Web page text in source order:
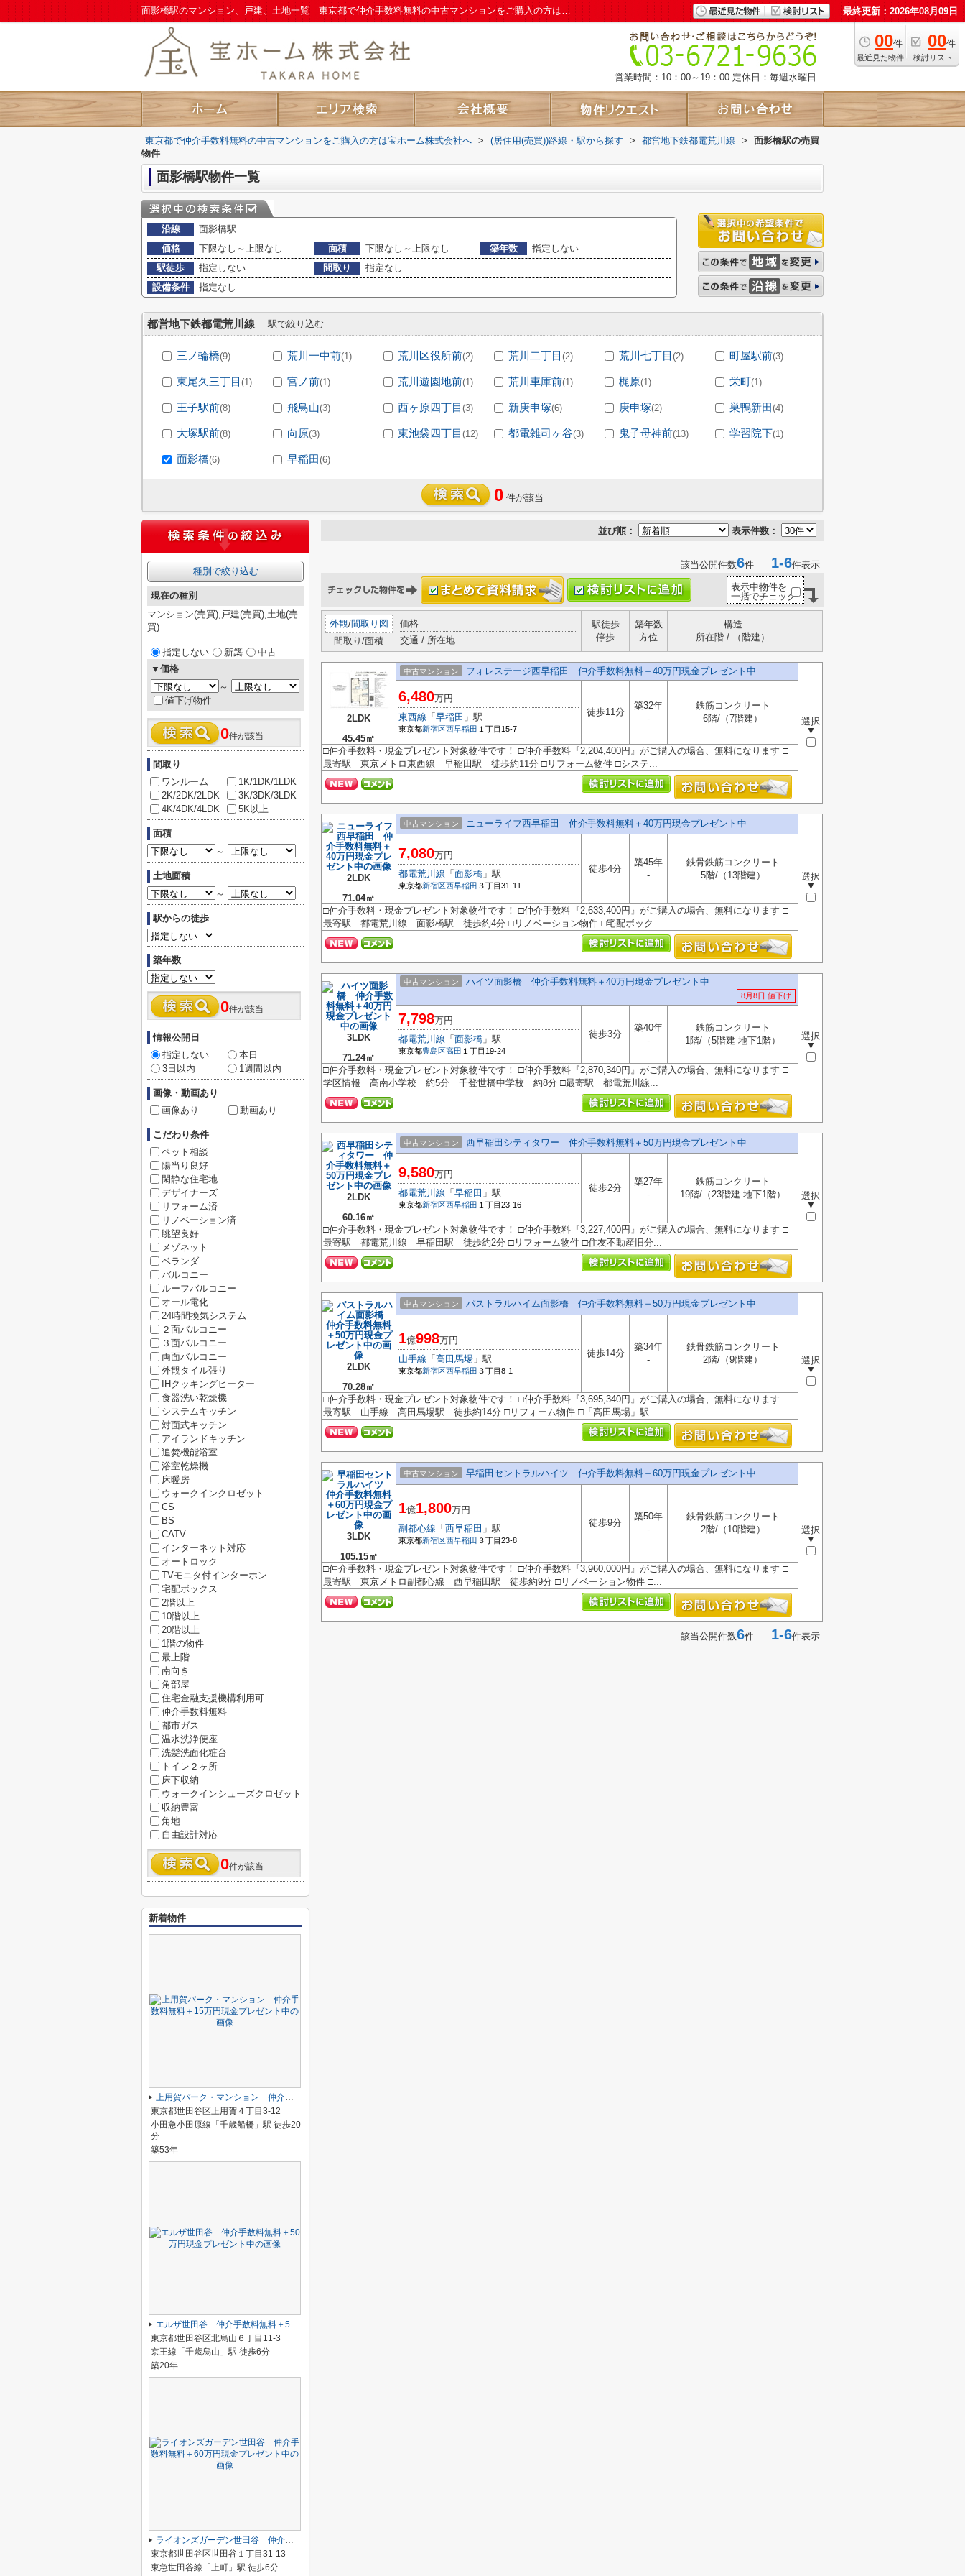
面影橋駅のマンション、戸建、土地一覧｜東京都で仲介手数料無料の中古マンションをご購入の方は宝ホーム株式会社へ 最終更新：2026年08月09日
00件
最近見た物件
00件
検討リスト
営業時間：10：00～19：00 定休日：毎週水曜日
東京都で仲介手数料無料の中古マンションをご購入の方は宝ホーム株式会社へ > (居住用(売買))路線・駅から探す > 都営地下鉄都電荒川線 >
面影橋駅の売買
物件
面影橋駅物件一覧
沿線
面影橋駅
価格
下限なし～上限なし 面積 下限なし～上限なし 築年数
指定しない
駅徒歩
指定しない 間取り
指定なし
設備条件
指定なし
都営地下鉄都電荒川線 駅で絞り込む
三ノ輪橋(9) 荒川一中前(1) 荒川区役所前(2) 荒川二丁目 (2) 荒川七丁目 (2) 町屋駅前(3)
東尾久三丁目 (1) 宮ノ前(1) 荒川遊園地前(1) 荒川車庫前(1) 梶原(1) 栄町(1)
王子駅前(8) 飛鳥山(3) 西ヶ原四丁目 (3) 新庚申塚(6) 庚申塚(2) 巣鴨新田(4)
大塚駅前(8) 向原(3) 東池袋四丁目 (12) 都電雑司ヶ谷(3) 鬼子母神前(13) 学習院下(1)
面影橋(6) 早稲田(6)
0 件が該当
並び順： 表示件数：
該当公開件数6件 1-6件表示
表示中物件を
一括でチェック
外観/間取り図
間取り/面積
価格
交通 / 所在地
駅徒歩
停歩
築年数
方位
構造
所在階 / （階建）
2LDK
45.45㎡
中古マンション フォレステージ西早稲田 仲介手数料無料＋40万円現金プレゼント中
選択
▼
6,480万円
東西線 「 早稲田 」駅
東京都新宿区西早稲田 １丁目15-7
徒歩11分
築32年
-
鉄筋コンクリート
6階/（7階建）
□仲介手数料・現金プレゼント対象物件です！ □仲介手数料『2,204,400円』がご購入の場合、無料になります □
最寄駅 東京メトロ東西線 早稲田駅 徒歩約11分 □リフォーム物件 □システ...
2LDK
71.04㎡
中古マンション ニューライフ西早稲田 仲介手数料無料＋40万円現金プレゼント中
選択
▼
7,080万円
都電荒川線 「 面影橋 」駅
東京都新宿区西早稲田 ３丁目31-11
徒歩4分
築45年
-
鉄骨鉄筋コンクリート
5階/（13階建）
□仲介手数料・現金プレゼント対象物件です！ □仲介手数料『2,633,400円』がご購入の場合、無料になります □
最寄駅 都電荒川線 面影橋駅 徒歩約4分 □リノベーション物件 □宅配ボック...
3LDK
71.24㎡
中古マンション ハイツ面影橋 仲介手数料無料＋40万円現金プレゼント中
8月8日 値下げ
選択
▼
7,798万円
都電荒川線 「 面影橋 」駅
東京都豊島区高田 １丁目19-24
徒歩3分
築40年
-
鉄筋コンクリート
1階/（5階建 地下1階）
□仲介手数料・現金プレゼント対象物件です！ □仲介手数料『2,870,340円』がご購入の場合、無料になります □
学区情報 高南小学校 約5分 千登世橋中学校 約8分 □最寄駅 都電荒川線...
2LDK
60.16㎡
中古マンション 西早稲田シティタワー 仲介手数料無料＋50万円現金プレゼント中
選択
▼
9,580万円
都電荒川線 「 早稲田 」駅
東京都新宿区西早稲田 １丁目23-16
徒歩2分
築27年
-
鉄筋コンクリート
19階/（23階建 地下1階）
□仲介手数料・現金プレゼント対象物件です！ □仲介手数料『3,227,400円』がご購入の場合、無料になります □
最寄駅 都電荒川線 早稲田駅 徒歩約2分 □リフォーム物件 □住友不動産旧分...
2LDK
70.28㎡
中古マンション パストラルハイム面影橋 仲介手数料無料＋50万円現金プレゼント中
選択
▼
1億998万円
山手線 「 高田馬場 」駅
東京都新宿区西早稲田 ３丁目8-1
徒歩14分
築34年
-
鉄骨鉄筋コンクリート
2階/（9階建）
□仲介手数料・現金プレゼント対象物件です！ □仲介手数料『3,695,340円』がご購入の場合、無料になります □
最寄駅 山手線 高田馬場駅 徒歩約14分 □リフォーム物件 □「高田馬場」駅...
3LDK
105.15㎡
中古マンション 早稲田セントラルハイツ 仲介手数料無料＋60万円現金プレゼント中
選択
▼
1億1,800万円
副都心線 「 西早稲田 」駅
東京都新宿区西早稲田 ３丁目23-8
徒歩9分
築50年
-
鉄骨鉄筋コンクリート
2階/（10階建）
□仲介手数料・現金プレゼント対象物件です！ □仲介手数料『3,960,000円』がご購入の場合、無料になります □
最寄駅 東京メトロ副都心線 西早稲田駅 徒歩約9分 □リノベーション物件 □...
該当公開件数6件 1-6件表示
種別で絞り込む
現在の種別
マンション(売買),戸建(売買),土地(売
買)
指定しない 新築
中古
▼価格
～
値下げ物件
0件が該当
間取り
ワンルーム
1K/1DK/1LDK
2K/2DK/2LDK
3K/3DK/3LDK
4K/4DK/4LDK
5K以上
面積
～
土地面積
～
駅からの徒歩
築年数
0件が該当
情報公開日
指定しない
本日
3日以内
1週間以内
画像・動画あり
画像あり
動画あり
こだわり条件
ペット相談
陽当り良好
閑静な住宅地
デザイナーズ
リフォーム済
リノベーション済
眺望良好
メゾネット
ベランダ
バルコニー
ルーフバルコニー
オール電化
24時間換気システム
２面バルコニー
３面バルコニー
両面バルコニー
外観タイル張り
IHクッキングヒーター
食器洗い乾燥機
システムキッチン
対面式キッチン
アイランドキッチン
追焚機能浴室
浴室乾燥機
床暖房
ウォークインクロゼット
CS
BS
CATV
インターネット対応
オートロック
TVモニタ付インターホン
宅配ボックス
2階以上
10階以上
20階以上
1階の物件
最上階
南向き
角部屋
住宅金融支援機構利用可
仲介手数料無料
都市ガス
温水洗浄便座
洗髪洗面化粧台
トイレ２ヶ所
床下収納
ウォークインシューズクロゼット
収納豊富
角地
自由設計対応
0件が該当
新着物件
上用賀パーク・マンション 仲介手数料無料＋15万円現金プレゼント中
東京都世田谷区上用賀４丁目3-12
小田急小田原線「千歳船橋」駅 徒歩20
分
築53年
エルザ世田谷 仲介手数料無料＋50万円現金プレゼント中
東京都世田谷区北烏山６丁目11-3
京王線「千歳烏山」駅 徒歩6分
築20年
ライオンズガーデン世田谷 仲介手数料無料＋60万円現金プレゼント中
東京都世田谷区世田谷１丁目31-13
東急世田谷線「上町」駅 徒歩6分